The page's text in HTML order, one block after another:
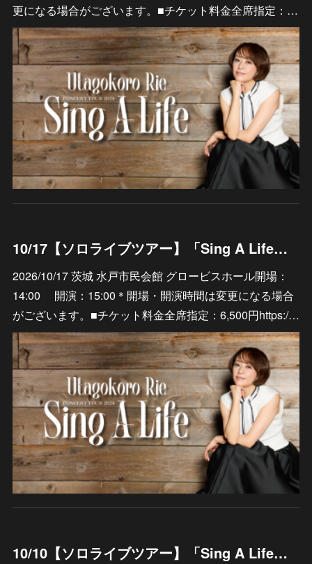
更になる場合がございます。■チケット料金全席指定：…
10/17【ソロライブツアー】「Sing A Life」茨城 水戸市民会館 グロービスホール
2026/10/17 茨城 水戸市民会館 グロービスホール開場：
14:00 開演：15:00＊開場・開演時間は変更になる場合
がございます。■チケット料金全席指定：6,500円https:/…
10/10【ソロライブツアー】「Sing A Life」宮城 タイハクホール名取 大ホール